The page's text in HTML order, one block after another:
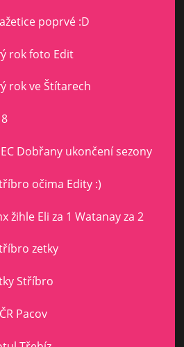
poprvé :D
rok foto Edit
rok ve Štítarech
Dobřany ukončení sezony
očima Edity :)
žihle Eli za 1 Watanay za 2
zetky
Stříbro
Pacov